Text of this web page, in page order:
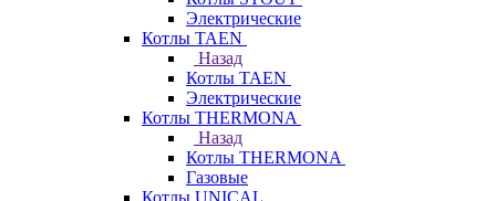
Электрические
Котлы TAEN
Назад
Котлы TAEN
Электрические
Котлы THERMONA
Назад
Котлы THERMONA
Газовые
Котлы UNICAL